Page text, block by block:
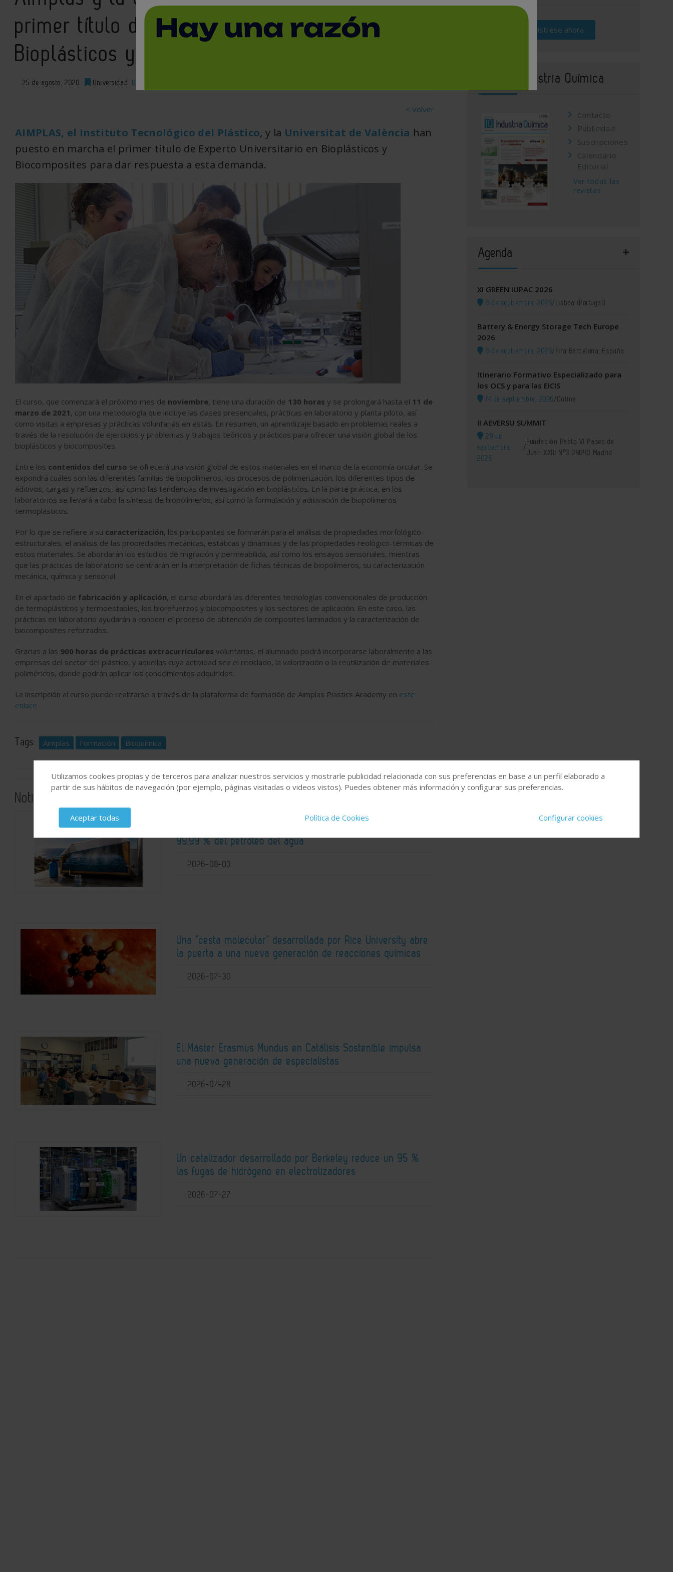
primer título de Experto Universitario en
Bioplásticos y Biocomposites
25 de agosto, 2020 Universidad 0
< Volver
AIMPLAS, el Instituto Tecnológico del Plástico, y la Universitat de València han
puesto en marcha el primer título de Experto Universitario en Bioplásticos y
Biocomposites para dar respuesta a esta demanda.
El curso, que comenzará el próximo mes de noviembre, tiene una duración de 130 horas y se prolongará hasta el 11 de
marzo de 2021 , con una metodología que incluye las clases presenciales, prácticas en laboratorio y planta piloto, así
como visitas a empresas y prácticas voluntarias en estas. En resumen, un aprendizaje basado en problemas reales a
través de la resolución de ejercicios y problemas y trabajos teóricos y prácticos para ofrecer una visión global de los
bioplásticos y biocomposites.
Entre los contenidos del curso se ofrecerá una visión global de estos materiales en el marco de la economía circular. Se
expondrá cuáles son las diferentes familias de biopolímeros, los procesos de polimerización, los diferentes tipos de
aditivos, cargas y refuerzos, así como las tendencias de investigación en bioplásticos. En la parte práctica, en los
laboratorios se llevará a cabo la síntesis de biopolímeros, así como la formulación y aditivación de biopolímeros
termoplásticos.
Por lo que se refiere a su caracterización, los participantes se formarán para el análisis de propiedades morfológico-
estructurales, el análisis de las propiedades mecánicas, estáticas y dinámicas y de las propiedades reológico-térmicas de
estos materiales. Se abordarán los estudios de migración y permeabilida, así como los ensayos sensoriales, mientras
que las prácticas de laboratorio se centrarán en la interpretación de fichas técnicas de biopolímeros, su caracterización
mecánica, química y sensorial.
En el apartado de fabricación y aplicación, el curso abordará las diferentes tecnologías convencionales de producción
de termoplásticos y termoestables, los biorefuerzos y biocomposites y los sectores de aplicación. En este caso, las
prácticas en laboratorio ayudarán a conocer el proceso de obtención de composites laminados y la caracterización de
biocomposites reforzados.
Gracias a las 900 horas de prácticas extracurriculares voluntarias, el alumnado podrá incorporarse laboralmente a las
empresas del sector del plástico, y aquellas cuya actividad sea el reciclado, la valorización o la reutilización de materiales
poliméricos, donde podrán aplicar los conocimientos adquiridos.
La inscripción al curso puede realizarse a través de la plataforma de formación de Aimplas Plastics Academy en este
enlace
Tags: Aimplas Formación Bioquímica
Noticias relacionadas
99,99 % del petróleo del agua
2026-08-03
Una “cesta molecular” desarrollada por Rice University abre
la puerta a una nueva generación de reacciones químicas
2026-07-30
El Máster Erasmus Mundus en Catálisis Sostenible impulsa
una nueva generación de especialistas
2026-07-28
Un catalizador desarrollado por Berkeley reduce un 95 %
las fugas de hidrógeno en electrolizadores
2026-07-27
Regístrese ahora
Revista Industria Química
Contacto
Publicidad
Suscripciones
Calendario
Editorial
Ver todas las
revistas
Agenda
XI GREEN IUPAC 2026
8 de septiembre, 2026/Lisboa (Portugal)
Battery & Energy Storage Tech Europe
2026
8 de septiembre, 2026/Fira Barcelona, España
Itinerario Formativo Especializado para
los OCS y para las EICIS
14 de septiembre, 2026/Online
II AEVERSU SUMMIT
29 de
septiembre,
2026
/
Fundación Pablo VI Paseo de
Juan XXIII Nº3 28040 Madrid
Utilizamos cookies propias y de terceros para analizar nuestros servicios y mostrarle publicidad relacionada con sus preferencias en base a un perfil elaborado a
partir de sus hábitos de navegación (por ejemplo, páginas visitadas o videos vistos). Puedes obtener más información y configurar sus preferencias.
Aceptar todas Política de Cookies Configurar cookies